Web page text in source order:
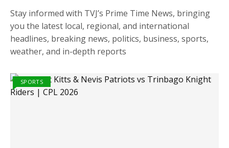
Stay informed with TVJ’s Prime Time News, bringing
you the latest local, regional, and international
headlines, breaking news, politics, business, sports,
weather, and in-depth reports
SPORTS